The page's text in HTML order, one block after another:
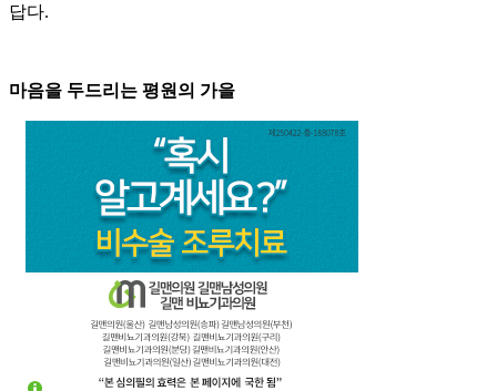
답다.
마음을 두드리는 평원의 가을